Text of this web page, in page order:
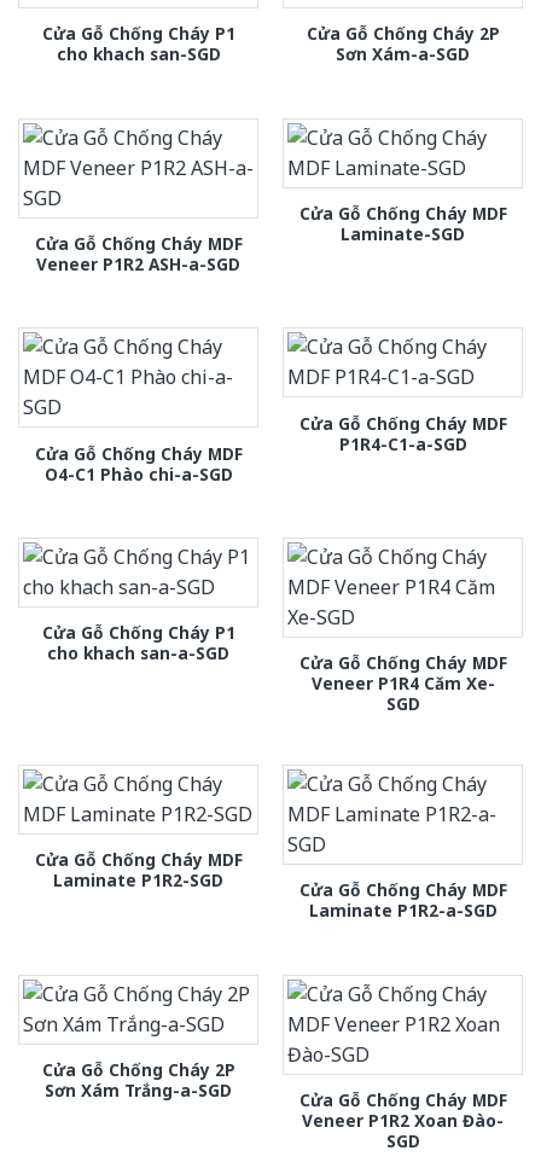
Cửa Gỗ Chống Cháy P1
cho khach san-SGD
Cửa Gỗ Chống Cháy 2P
Sơn Xám-a-SGD
Cửa Gỗ Chống Cháy MDF
Veneer P1R2 ASH-a-SGD
Cửa Gỗ Chống Cháy MDF
Laminate-SGD
Cửa Gỗ Chống Cháy MDF
O4-C1 Phào chi-a-SGD
Cửa Gỗ Chống Cháy MDF
P1R4-C1-a-SGD
Cửa Gỗ Chống Cháy P1
cho khach san-a-SGD
Cửa Gỗ Chống Cháy MDF
Veneer P1R4 Căm Xe-
SGD
Cửa Gỗ Chống Cháy MDF
Laminate P1R2-SGD
Cửa Gỗ Chống Cháy MDF
Laminate P1R2-a-SGD
Cửa Gỗ Chống Cháy 2P
Sơn Xám Trắng-a-SGD
Cửa Gỗ Chống Cháy MDF
Veneer P1R2 Xoan Đào-
SGD